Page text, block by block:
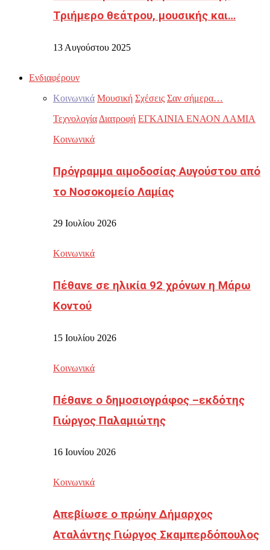
Τριήμερο θεάτρου, μουσικής και…
13 Αυγούστου 2025
Ενδιαφέρουν
Κοινωνικά Μουσική Σχέσεις Σαν σήμερα…
Τεχνολογία Διατροφή ΕΓΚΑΙΝΙΑ ΕΝΑΟΝ ΛΑΜΙΑ
Κοινωνικά
Πρόγραμμα αιμοδοσίας Αυγούστου από
το Νοσοκομείο Λαμίας
29 Ιουλίου 2026
Κοινωνικά
Πέθανε σε ηλικία 92 χρόνων η Μάρω
Κοντού
15 Ιουλίου 2026
Κοινωνικά
Πέθανε ο δημοσιογράφος –εκδότης
Γιώργος Παλαμιώτης
16 Ιουνίου 2026
Κοινωνικά
Απεβίωσε ο πρώην Δήμαρχος
Αταλάντης Γιώργος Σκαμπερδόπουλος